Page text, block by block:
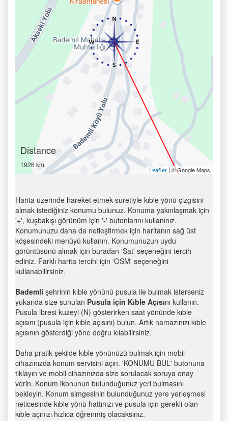
Distance
1926 km
Leaflet | © Google Maps
Harita üzerinde hareket etmek suretiyle kıble yönü çizgisini
almak istediğiniz konumu bulunuz. Konuma yakınlaşmak için
'+', kuşbakışı görünüm için '-' butonlarını kullanınız.
Konumunuzu daha da netleştirmek için haritanın sağ üst
köşesindeki menüyü kullanın. Konumunuzun uydu
görüntüsünü almak için buradan 'Sat' seçeneğini tercih
ediniz. Farklı harita tercihi için 'OSM' seçeneğini
kullanabilirsiniz.
Bademli şehrinin kıble yönünü pusula ile bulmak isterseniz
yukarıda size sunulan Pusula için Kıble Açısını kullanın.
Pusula ibresi kuzeyi (N) gösterirken saat yönünde kıble
açısını (pusula için kıble açısını) bulun. Artık namazınızı kıble
açısının gösterdiği yöne doğru kılabilirsiniz.
Daha pratik şekilde kıble yönünüzü bulmak için mobil
cihazınızda konum servisini açın. 'KONUMU BUL' butonuna
tıklayın ve mobil cihazınızda size sorulacak soruya onay
verin. Konum ikonunun bulunduğunuz yeri bulmasını
bekleyin. Konum simgesinin bulunduğunuz yere yerleşmesi
neticesinde kıble yönü hattınızı ve pusula için gerekli olan
kıble açınızı hızlıca öğrenmiş olacaksınız.